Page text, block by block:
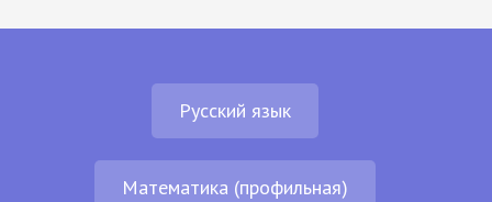
Русский язык
Математика (профильная)